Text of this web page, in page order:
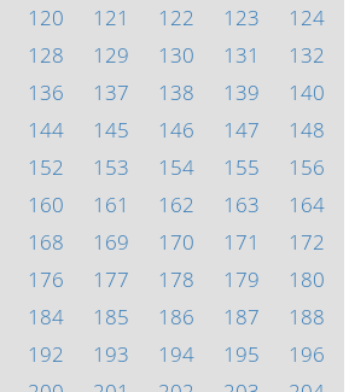
120 121 122 123
124
128 129 130 131
132
136 137 138 139
140
144 145 146 147
148
152 153 154 155
156
160 161 162 163
164
168 169 170 171
172
176 177 178 179
180
184 185 186 187
188
192 193 194 195
196